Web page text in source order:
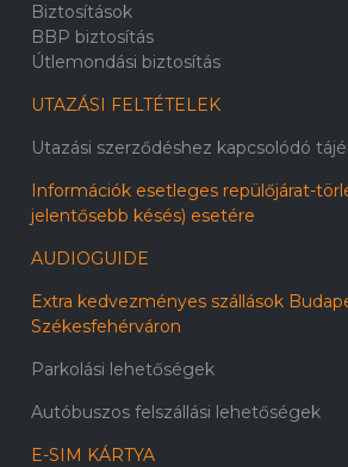
Biztosítások
BBP biztosítás
Útlemondási biztosítás
UTAZÁSI FELTÉTELEK
Utazási szerződéshez kapcsolódó
Információk esetleges repülőjárat-
jelentősebb késés) esetére
AUDIOGUIDE
Extra kedvezményes szállások
Székesfehérváron
Parkolási lehetőségek
Autóbuszos felszállási lehetőségek
E-SIM KÁRTYA